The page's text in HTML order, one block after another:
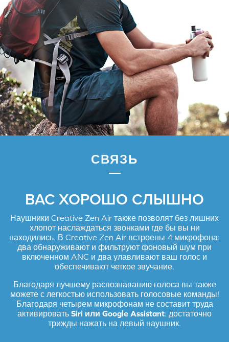
ШАГ 2:
ВключитеBluetoothна мобильном устройстве. На дисплее с
Bluetooth
настройками, выполните поиск “Zen Air” и осуществите
подключение.
Вот и всё!
ПОДКЛЮЧЕНИЕ CREATIVE ZEN AIR КО
ВТОРОМУ
BLUEOOTHУСТРОЙСТВУ:
Если вы подключены к наушникам, то отсоединитесь от них
сопряжения. Если этого не произошло, чтобы войти в режим
нажмите и удерживайте
СВЯЗЬ
ВАС ХОРОШО СЛЫШНО
Наушники Creative Zen Air также позволят без лишних
хлопот наслаждаться звонками где бы вы ни
находились. В Creative Zen Air встроены 4 микрофона:
два обнаруживают и фильтруют фоновый шум при
включенном ANC и два улавливают ваш голос и
обеспечивают четкое звучание.
Благодаря лучшему распознаванию голоса вы также
можете с легкостью использовать голосовые команды!
Благодаря четырем микрофонам не составит труда
активировать Siri или Google Assistant: достаточно
трижды нажать на левый наушник.